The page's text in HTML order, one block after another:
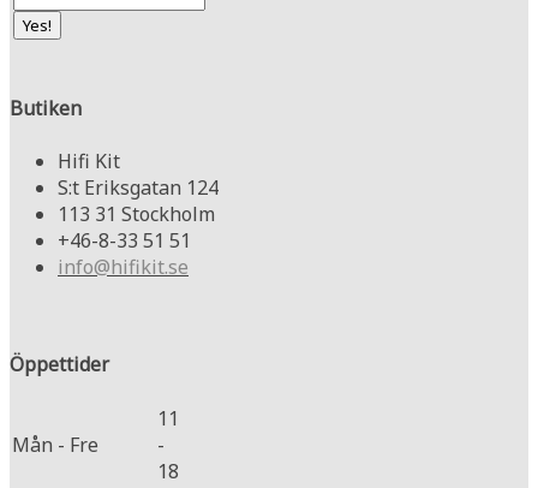
Butiken
Hifi Kit
S:t Eriksgatan 124
113 31 Stockholm
+46-8-33 51 51
info@hifikit.se
Öppettider
Mån - Fre
11
-
18